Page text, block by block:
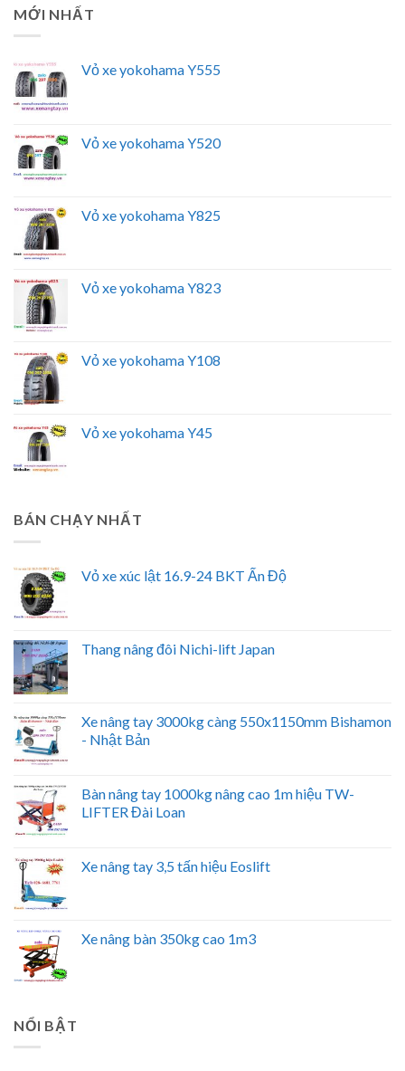
MỚI NHẤT
Vỏ xe yokohama Y555
Vỏ xe yokohama Y520
Vỏ xe yokohama Y825
Vỏ xe yokohama Y823
Vỏ xe yokohama Y108
Vỏ xe yokohama Y45
BÁN CHẠY NHẤT
Vỏ xe xúc lật 16.9-24 BKT Ấn Độ
Thang nâng đôi Nichi-lift Japan
Xe nâng tay 3000kg càng 550x1150mm Bishamon
- Nhật Bản
Bàn nâng tay 1000kg nâng cao 1m hiệu TW-
LIFTER Đài Loan
Xe nâng tay 3,5 tấn hiệu Eoslift
Xe nâng bàn 350kg cao 1m3
NỔI BẬT